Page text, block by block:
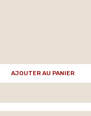
AJOUTER AU PANIER